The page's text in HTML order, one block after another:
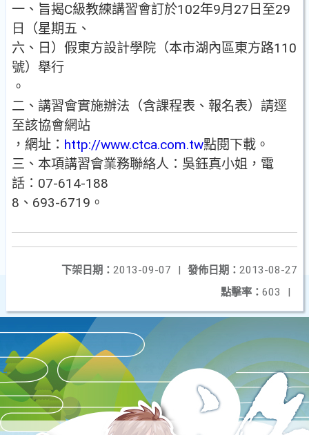
一、旨揭C級教練講習會訂於102年9月27日至29
日（星期五、
六、日）假東方設計學院（本市湖內區東方路110
號）舉行
。
二、講習會實施辦法（含課程表、報名表）請逕
至該協會網站
，網址： http://www.ctca.com.tw點閱下載。
三、本項講習會業務聯絡人：吳鈺真小姐，電
話：07-614-188
8、693-6719。
發佈日期： 2013-08-27
下架日期： 2013-09-07
|
點擊率： 603 |